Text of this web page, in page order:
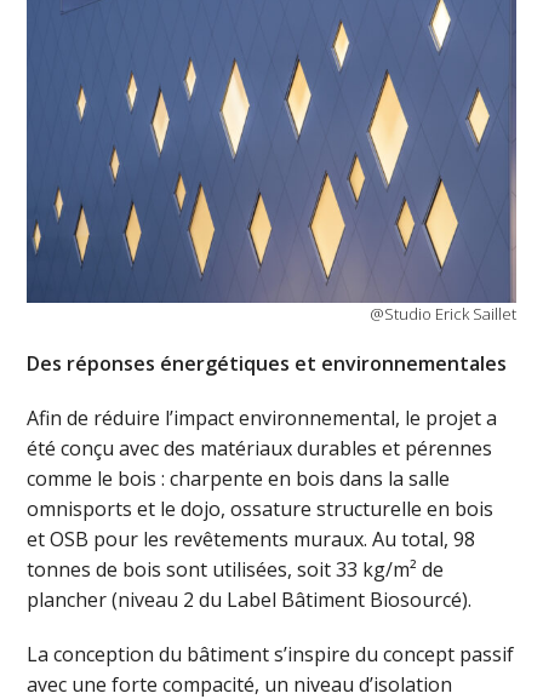
@Studio Erick Saillet
Des réponses énergétiques et environnementales
Afin de réduire l’impact environnemental, le projet a
été conçu avec des matériaux durables et pérennes
comme le bois : charpente en bois dans la salle
omnisports et le dojo, ossature structurelle en bois
et OSB pour les revêtements muraux. Au total, 98
tonnes de bois sont utilisées, soit 33 kg/m² de
plancher (niveau 2 du Label Bâtiment Biosourcé).
La conception du bâtiment s’inspire du concept passif
avec une forte compacité, un niveau d’isolation